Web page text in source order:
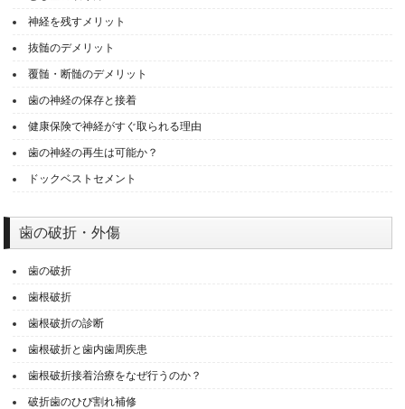
神経を残すメリット
抜髄のデメリット
覆髄・断髄のデメリット
歯の神経の保存と接着
健康保険で神経がすぐ取られる理由
歯の神経の再生は可能か？
ドックベストセメント
歯の破折・外傷
歯の破折
歯根破折
歯根破折の診断
歯根破折と歯内歯周疾患
歯根破折接着治療をなぜ行うのか？
破折歯のひび割れ補修